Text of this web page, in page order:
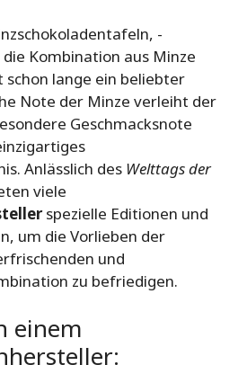
-
Kombination aus Minze
schon lange ein beliebter
Note der Minze verleiht der
Geschmacksnote
Anlässlich des Welttags der
viele
spezielle Editionen und
um die Vorlieben der
und
zu befriedigen.
einem